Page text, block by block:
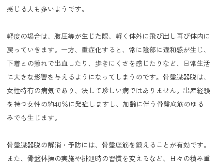
感じる人も多いようです。
軽度の場合は、腹圧等が生じた際、軽く体外に飛び出し再び体内に
戻っていきます。一方、重症化すると、常に陰部に違和感が生じ、
下着との擦れで出血したり、歩きにくさを感じたりなど、日常生活
に大きな影響を与えるようになってしまうのです。骨盤臓器脱は、
女性特有の病気であり、決して珍しい病ではありません。出産経験
を持つ女性の約40％に発症しますし、加齢に伴う骨盤底筋のゆる
みでも生じます。
骨盤臓器脱の解消・予防には、骨盤底筋を鍛えることが有効です。
また、骨盤体操の実施や排泄時の習慣を変えるなど、日々の積み重